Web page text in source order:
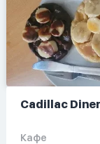
Cadillac Diner
Кафе